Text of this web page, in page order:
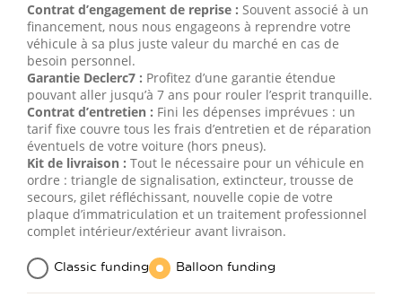
Contrat d’engagement de reprise : Souvent associé à un
financement, nous nous engageons à reprendre votre
véhicule à sa plus juste valeur du marché en cas de
besoin personnel.
Garantie Declerc7 : Profitez d’une garantie étendue
pouvant aller jusqu’à 7 ans pour rouler l’esprit tranquille.
Contrat d’entretien : Fini les dépenses imprévues : un
tarif fixe couvre tous les frais d’entretien et de réparation
éventuels de votre voiture (hors pneus).
Kit de livraison : Tout le nécessaire pour un véhicule en
ordre : triangle de signalisation, extincteur, trousse de
secours, gilet réfléchissant, nouvelle copie de votre
plaque d’immatriculation et un traitement professionnel
complet intérieur/extérieur avant livraison.
Classic funding Balloon funding